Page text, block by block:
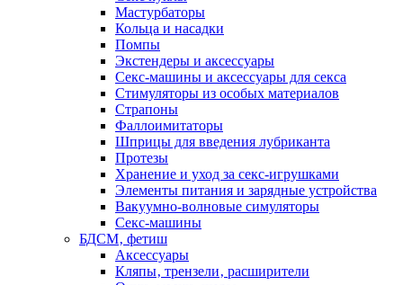
Мастурбаторы
Кольца и насадки
Помпы
Экстендеры и аксессуары
Секс-машины и аксессуары для секса
Стимуляторы из особых материалов
Страпоны
Фаллоимитаторы
Шприцы для введения лубриканта
Протезы
Хранение и уход за секс-игрушками
Элементы питания и зарядные устройства
Вакуумно-волновые симуляторы
Секс-машины
БДСМ‚ фетиш
Аксессуары
Кляпы‚ трензели‚ расширители